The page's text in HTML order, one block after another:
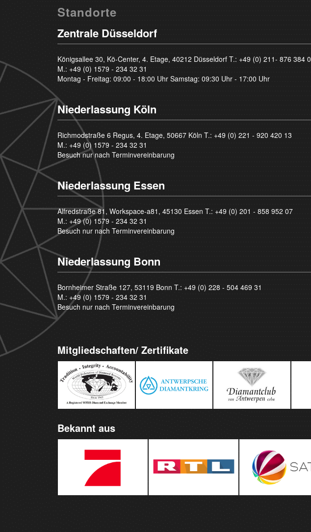
Standorte
Zentrale Düsseldorf
Königsallee 30, Kö-Center, 4. Etage, 40212 Düsseldorf T.: +49 (0) 211- 876 384 0
M.: +49 (0) 1579 - 234 32 31
Montag - Freitag: 09:00 - 18:00 Uhr Samstag: 09:30 Uhr - 17:00 Uhr
Niederlassung Köln
Richmodstraße 6 Regus, 4. Etage, 50667 Köln T.: +49 (0) 221 - 920 420 13
M.: +49 (0) 1579 - 234 32 31
Besuch nur nach Terminvereinbarung
Niederlassung Essen
Alfredstraße 81, Workspace-a81, 45130 Essen T.: +49 (0) 201 - 858 952 07
M.: +49 (0) 1579 - 234 32 31
Besuch nur nach Terminvereinbarung
Niederlassung Bonn
Bornheimer Straße 127, 53119 Bonn T.: +49 (0) 228 - 504 469 31
M.: +49 (0) 1579 - 234 32 31
Besuch nur nach Terminvereinbarung
Mitgliedschaften/ Zertifikate
Bekannt aus